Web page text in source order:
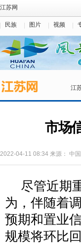
江苏网
民族 图片 视频
江
市场
2022-04-11 08:34 来源： 中
尽管近期
为，伴随着
预期和置业
规模将环比